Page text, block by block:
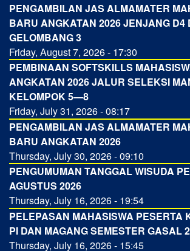
PENGAMBILAN JAS ALMAMATER
BARU ANGKATAN 2026 JENJANG D4
GELOMBANG 3
Friday, August 7, 2026 - 17:30
PEMBINAAN SOFTSKILLS
ANGKATAN 2026 JALUR SELEKSI
KELOMPOK 5—8
Friday, July 31, 2026 - 08:17
PENGAMBILAN JAS ALMAMATER
BARU ANGKATAN 2026
Thursday, July 30, 2026 - 09:10
PENGUMUMAN TANGGAL WISUDA
AGUSTUS 2026
Thursday, July 16, 2026 - 19:54
PELEPASAN MAHASISWA PESERTA
PI DAN MAGANG SEMESTER GASAL
Thursday, July 16, 2026 - 15:45